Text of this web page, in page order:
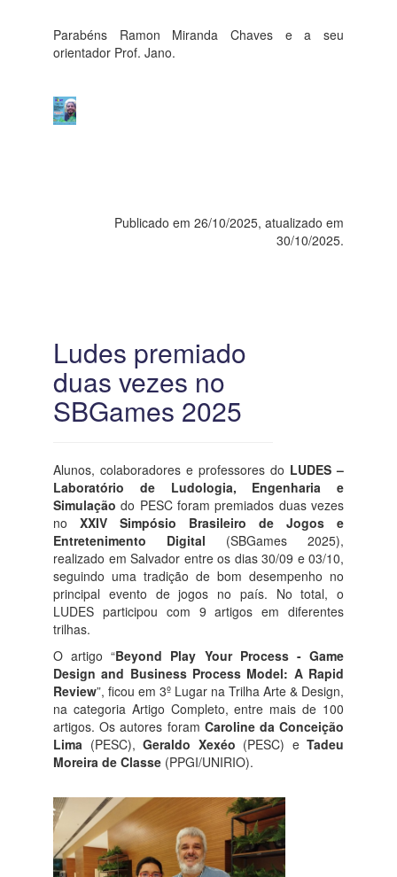
Parabéns Ramon Miranda Chaves e a seu
orientador Prof. Jano.
Publicado em 26/10/2025, atualizado em
30/10/2025.
Ludes premiado
duas vezes no
SBGames 2025
Alunos, colaboradores e professores do LUDES –
Laboratório de Ludologia, Engenharia e
Simulação do PESC foram premiados duas vezes
no XXIV Simpósio Brasileiro de Jogos e
Entretenimento Digital (SBGames 2025),
realizado em Salvador entre os dias 30/09 e 03/10,
seguindo uma tradição de bom desempenho no
principal evento de jogos no país. No total, o
LUDES participou com 9 artigos em diferentes
trilhas.
O artigo “Beyond Play Your Process - Game
Design and Business Process Model: A Rapid
Review”, ficou em 3º Lugar na Trilha Arte & Design,
na categoria Artigo Completo, entre mais de 100
artigos. Os autores foram Caroline da Conceição
Lima (PESC), Geraldo Xexéo (PESC) e Tadeu
Moreira de Classe (PPGI/UNIRIO).